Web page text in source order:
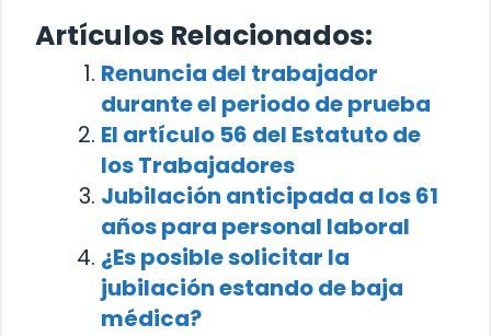
Artículos Relacionados:
Renuncia del trabajador
durante el periodo de prueba
El artículo 56 del Estatuto de
los Trabajadores
Jubilación anticipada a los 61
años para personal laboral
¿Es posible solicitar la
jubilación estando de baja
médica?